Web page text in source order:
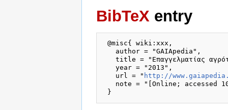
BibTeX entry
@misc{ wiki:xxx,
   author = "GAIApedia",
title = "Επαγγελματίας
   year = "2013",
   url = "
http://www.gaiapedia.gr/
note = "[Online; accessed